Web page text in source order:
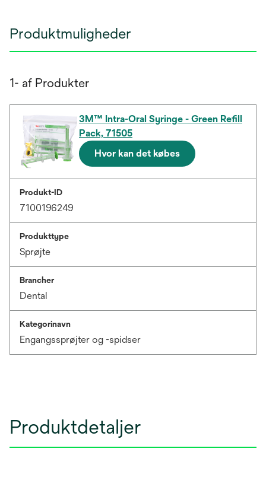
Produktmuligheder
1- af Produkter
3M™ Intra-Oral Syringe - Green Refill
Pack, 71505
Hvor kan det købes
Produkt-ID
7100196249
Produkttype
Sprøjte
Brancher
Dental
Kategorinavn
Engangssprøjter og -spidser
Produktdetaljer